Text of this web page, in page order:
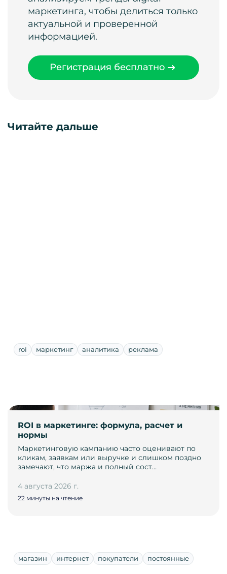
маркетинга, чтобы делиться только
актуальной и проверенной
информацией.
Регистрация бесплатно
Читайте дальше
roi маркетинг аналитика реклама
ROI в маркетинге: формула, расчет и
нормы
Маркетинговую кампанию часто оценивают по
кликам, заявкам или выручке и слишком поздно
замечают, что маржа и полный сост…
4 августа 2026 г.
22 минуты на чтение
магазин интернет покупатели постоянные